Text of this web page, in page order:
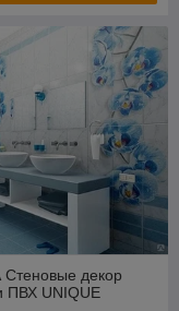
декор
ПВХ UNIQUE